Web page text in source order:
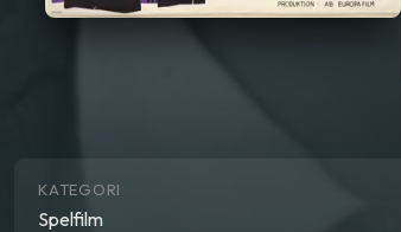
KATEGORI
Spelfilm